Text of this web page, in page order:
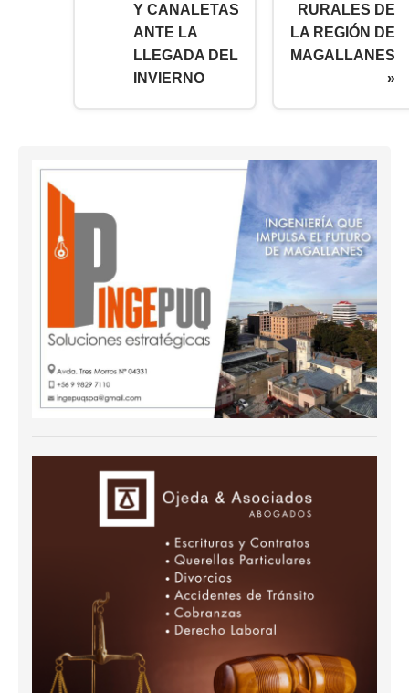
Y CANALETAS
ANTE LA
LLEGADA DEL
INVIERNO
RURALES DE
LA REGIÓN DE
MAGALLANES
»